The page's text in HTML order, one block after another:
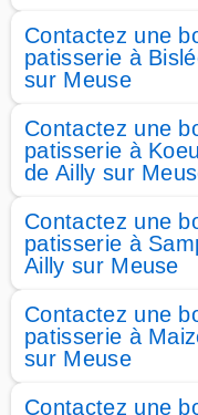
Contactez une
patisserie à
sur Meuse
Contactez une
patisserie à
de Ailly sur
Contactez une
patisserie à
Ailly sur Meuse
Contactez une
patisserie à
sur Meuse
Contactez une